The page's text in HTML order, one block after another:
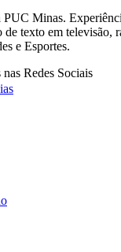
PUC Minas.
de texto em televisão,
e Esportes.
nas Redes Sociais